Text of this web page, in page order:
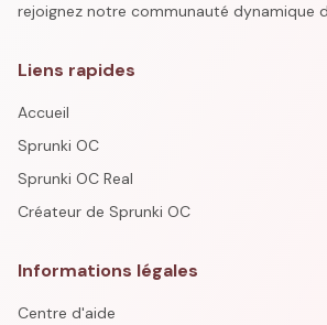
rejoignez notre communauté dynamique
Liens rapides
Accueil
Sprunki OC
Sprunki OC Real
Créateur de Sprunki OC
Informations légales
Centre d'aide